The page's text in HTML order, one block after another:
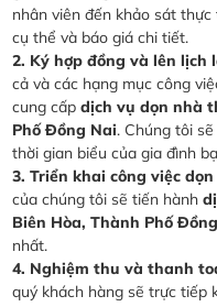
nhân viên đến khảo sát
cụ thể và báo giá chi tiết.
2. Ký hợp đồng và lên lịch
cả và các hạng mục công
cung cấpdịch vụ dọn nhà
Phố Đồng Nai. Chúng tôi
thời gian biểu của gia đình
3. Triển khai công việc dọn
của chúng tôi sẽ tiến hành
Biên Hòa, Thành Phố
nhất.
4. Nghiệm thu và thanh
quý khách hàng sẽ trực